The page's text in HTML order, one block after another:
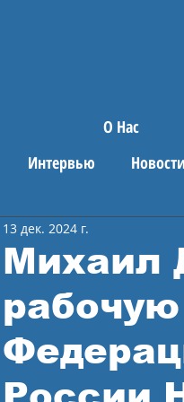
О Нас
Интервью
Спортивные
Михаил
рабочую
13 дек. 2024 г.